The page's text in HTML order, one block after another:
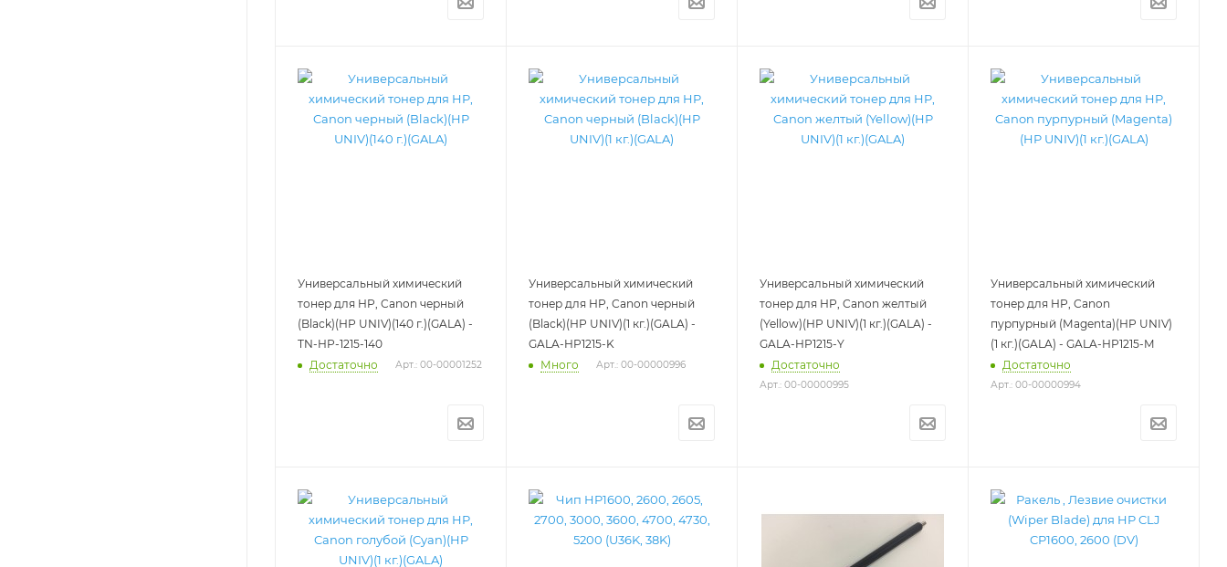
Универсальный химический
тонер для HP, Canon черный
(Black)(HP UNIV)(140 г.)(GALA) -
TN-HP-1215-140
Достаточно
Арт.: 00-00001252
Универсальный химический
тонер для HP, Canon черный
(Black)(HP UNIV)(1 кг.)(GALA) -
GALA-HP1215-K
Много
Арт.: 00-00000996
Универсальный химический
тонер для HP, Canon желтый
(Yellow)(HP UNIV)(1 кг.)(GALA) -
GALA-HP1215-Y
Достаточно
Арт.: 00-00000995
Универсальный химический
тонер для HP, Canon
пурпурный (Magenta)(HP UNIV)
(1 кг.)(GALA) - GALA-HP1215-M
Достаточно
Арт.: 00-00000994